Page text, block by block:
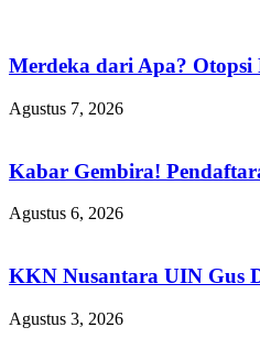
Merdeka dari Apa?
Agustus 7, 2026
Kabar Gembira!
Agustus 6, 2026
KKN Nusantara UIN Gus
Agustus 3, 2026